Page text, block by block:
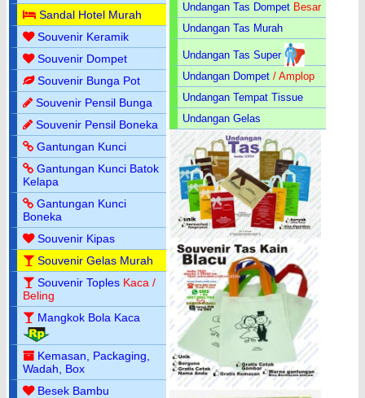
Sandal Hotel Murah
Souvenir Keramik
Souvenir Dompet
Souvenir Bunga Pot
Souvenir Pensil Bunga
Souvenir Pensil Boneka
Gantungan Kunci
Gantungan Kunci Batok
Kelapa
Gantungan Kunci
Boneka
Souvenir Kipas
Souvenir Gelas Murah
Souvenir Toples Kaca /
Beling
Mangkok Bola Kaca
Kemasan, Packaging,
Wadah, Box
Besek Bambu
Undangan Tas Dompet Besar
Undangan Tas Murah
Undangan Tas Super
Undangan Dompet / Amplop
Undangan Tempat Tissue
Undangan Gelas